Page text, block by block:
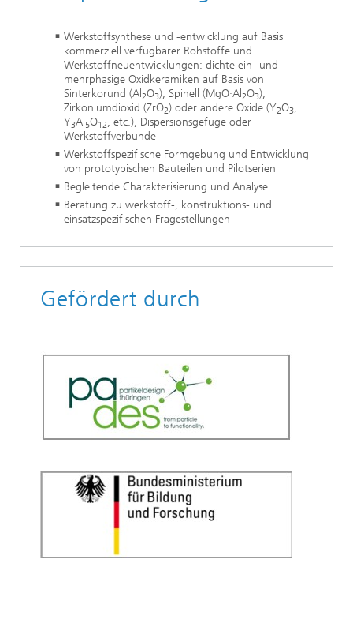
Werkstoffsynthese und -entwicklung auf Basis
kommerziell verfügbarer Rohstoffe und
Werkstoffneuentwicklungen: dichte ein- und
mehrphasige Oxidkeramiken auf Basis von
Sinterkorund (Al 2O3), Spinell (MgO·Al 2O3),
Zirkoniumdioxid (ZrO2) oder andere Oxide (Y2O3,
Y3Al 5O12, etc.), Dispersionsgefüge oder
Werkstoffverbunde
Werkstoffspezifische Formgebung und Entwicklung
von prototypischen Bauteilen und Pilotserien
Begleitende Charakterisierung und Analyse
Beratung zu werkstoff-, konstruktions- und
einsatzspezifischen Fragestellungen
Gefördert durch